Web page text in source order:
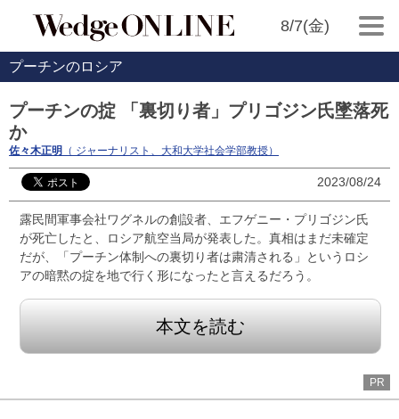
8/7(金)
プーチンのロシア
プーチンの掟 「裏切り者」プリゴジン氏墜落死
か
佐々木正明 （ ジャーナリスト、大和大学社会学部教授）
2023/08/24
露民間軍事会社ワグネルの創設者、エフゲニー・プリゴジン氏
が死亡したと、ロシア航空当局が発表した。真相はまだ未確定
だが、「プーチン体制への裏切り者は粛清される」というロシ
アの暗黙の掟を地で行く形になったと言えるだろう。
本文を読む
PR